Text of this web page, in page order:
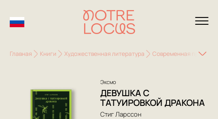
Главная Книги Художественная литература Современная проза
Эксмо
ДЕВУШКА С
ТАТУИРОВКОЙ ДРАКОНА
Стиг Ларссон